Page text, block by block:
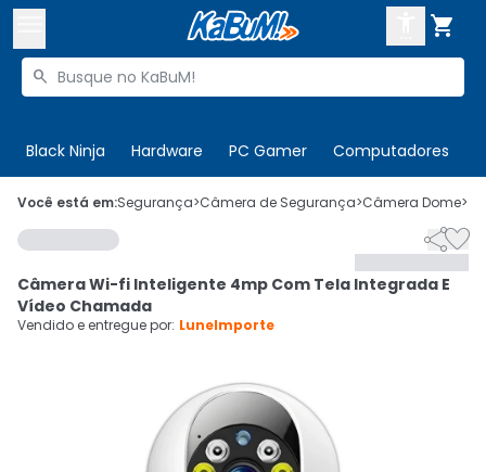

Buscar produtos

Black Ninja Hardware PC Gamer Computadores
 Olá. Acesse sua conta
 Departamentos
 Cupons
Ativar tradutor em libras
CADASTRE-SE
Você está em:Segurança>Câmera de Segurança>Câmera Dome>

Câmera Wi-fi Inteligente 4mp Com Tela Integrada E
Vídeo Chamada
Vendido e entregue por: LuneImporte